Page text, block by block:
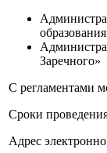
Заречного»
С регламентами
Сроки
Адрес